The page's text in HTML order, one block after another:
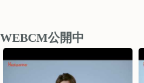
後、順次確認し対応させていた
以上、ご迷惑をお掛け致しま
申し上げます。
WEBCM公開中